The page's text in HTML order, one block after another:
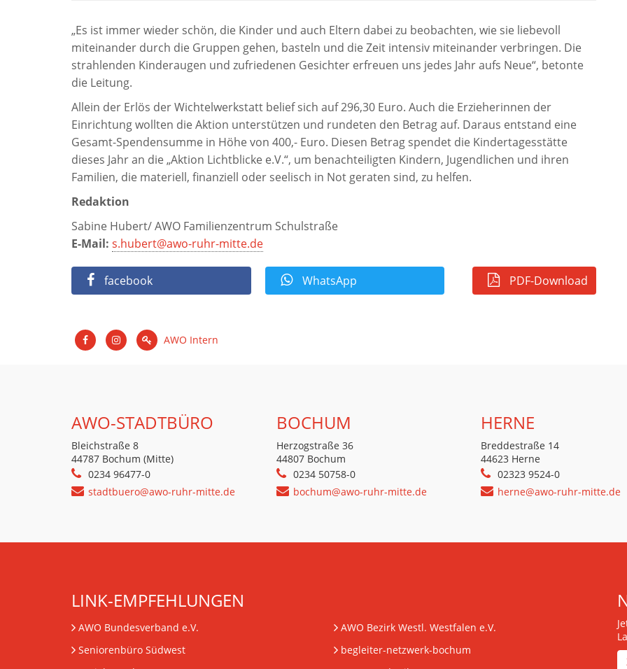
„Es ist immer wieder schön, die Kinder und auch Eltern dabei zu beobachten, wie sie liebevoll
miteinander durch die Gruppen gehen, basteln und die Zeit intensiv miteinander verbringen. Die
strahlenden Kinderaugen und zufriedenen Gesichter erfreuen uns jedes Jahr aufs Neue“, betonte
die Leitung.
Allein der Erlös der Wichtelwerkstatt belief sich auf 296,30 Euro. Auch die Erzieherinnen der
Einrichtung wollten die Aktion unterstützen und rundeten den Betrag auf. Daraus entstand eine
Gesamt-Spendensumme in Höhe von 400,- Euro. Diesen Betrag spendet die Kindertagesstätte
dieses Jahr an die „Aktion Lichtblicke e.V.“, um benachteiligten Kindern, Jugendlichen und ihren
Familien, die materiell, finanziell oder seelisch in Not geraten sind, zu helfen.
Redaktion
Sabine Hubert/ AWO Familienzentrum Schulstraße
E-Mail: s.hubert@awo-ruhr-mitte.de
facebook WhatsApp PDF-Download
AWO Intern
AWO-STADTBÜRO
Bleichstraße 8
44787 Bochum (Mitte)
0234 96477-0
stadtbuero@awo-ruhr-mitte.de
BOCHUM
Herzogstraße 36
44807 Bochum
0234 50758-0
bochum@awo-ruhr-mitte.de
HERNE
Breddestraße 14
44623 Herne
02323 9524-0
herne@awo-ruhr-mitte.de
LINK-EMPFEHLUNGEN
AWO Bundesverband e.V.
AWO Bezirk Westl. Westfalen e.V.
Seniorenbüro Südwest
begleiter-netzwerk-bochum